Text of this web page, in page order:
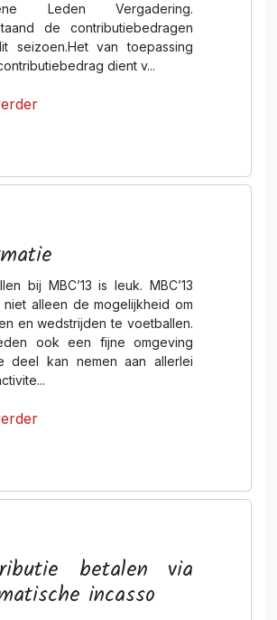
Leden Vergadering.
de contributiebedragen
seizoen.Het van toepassing
dient v...
bij MBC’13 is leuk. MBC’13
alleen de mogelijkheid om
en wedstrijden te voetballen.
ook een fijne omgeving
deel kan nemen aan allerlei
betalen via
incasso